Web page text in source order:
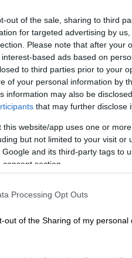
out of the sale, sharing to third
for targeted advertising by
Please note that after your
based ads based on
to third parties prior to your
of your personal information by
information may also be
that may further disclose
this website/app uses one or
but not limited to your visit or
and its third-party tags to
section.
Processing Opt Outs
out of the Sharing of my personal